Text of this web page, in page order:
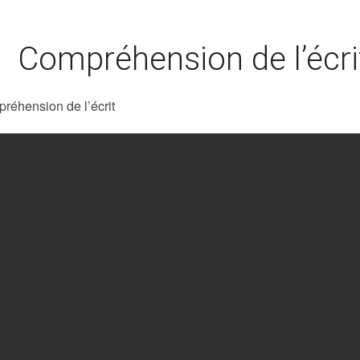
Compréhension de
de l’écrit